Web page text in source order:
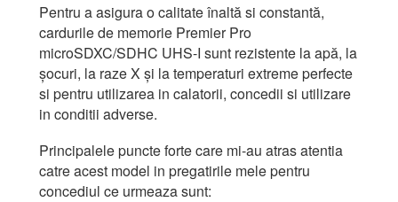
Pentru a asigura o calitate înaltă si constantă,
cardurile de memorie Premier Pro
microSDXC/SDHC UHS-I sunt rezistente la apă, la
șocuri, la raze X și la temperaturi extreme perfecte
si pentru utilizarea in calatorii, concedii si utilizare
in conditii adverse.
Principalele puncte forte care mi-au atras atentia
catre acest model in pregatirile mele pentru
concediul ce urmeaza sunt: